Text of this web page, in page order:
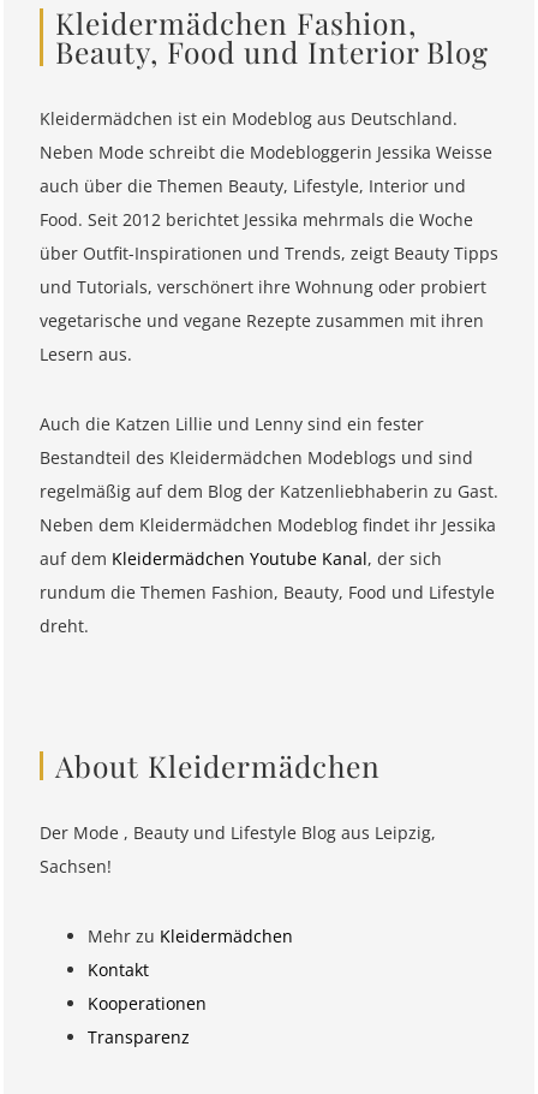
Kleidermädchen Fashion,
Beauty, Food und Interior Blog
Kleidermädchen ist ein Modeblog aus Deutschland.
Neben Mode schreibt die Modebloggerin Jessika Weisse
auch über die Themen Beauty, Lifestyle, Interior und
Food. Seit 2012 berichtet Jessika mehrmals die Woche
über Outfit-Inspirationen und Trends, zeigt Beauty Tipps
und Tutorials, verschönert ihre Wohnung oder probiert
vegetarische und vegane Rezepte zusammen mit ihren
Lesern aus.
Auch die Katzen Lillie und Lenny sind ein fester
Bestandteil des Kleidermädchen Modeblogs und sind
regelmäßig auf dem Blog der Katzenliebhaberin zu Gast.
Neben dem Kleidermädchen Modeblog findet ihr Jessika
auf dem Kleidermädchen Youtube Kanal, der sich
rundum die Themen Fashion, Beauty, Food und Lifestyle
dreht.
About Kleidermädchen
Der Mode , Beauty und Lifestyle Blog aus Leipzig,
Sachsen!
Mehr zu Kleidermädchen
Kontakt
Kooperationen
Transparenz